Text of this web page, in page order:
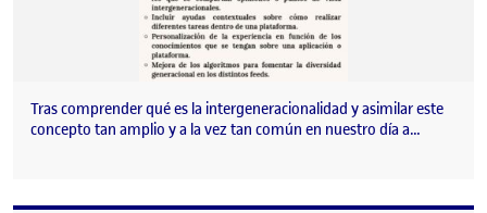
Tras comprender qué es la intergeneracionalidad y asimilar este
concepto tan amplio y a la vez tan común en nuestro día a…